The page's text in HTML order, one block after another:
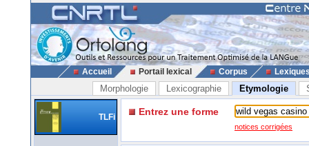
Accueil Portail lexical Corpus
Morphologie Lexicographie Etymologie
TLFi Entrez une forme
notices corrigées